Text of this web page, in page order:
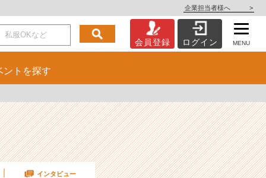
企業担当者様へ >
会員登録 ログイン MENU
ント を探す
インタビュー